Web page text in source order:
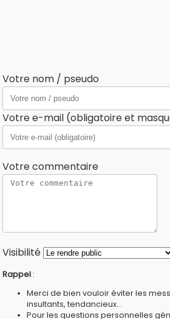
Votre nom / pseudo
Votre e-mail (obligatoire et
Votre commentaire
Visibilité
Rappel :
Merci de bien vouloir éviter les
insultants, tendancieux...
Pour les questions personnelles